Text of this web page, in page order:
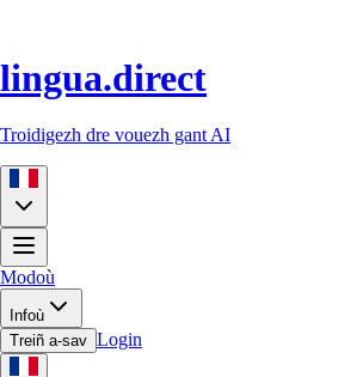
lingua.direct
Troidigezh dre vouezh gant AI
Modoù
Infoù
Treiñ a-sav Login